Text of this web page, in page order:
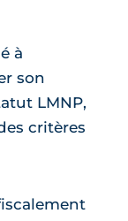
à
son
LMNP,
critères